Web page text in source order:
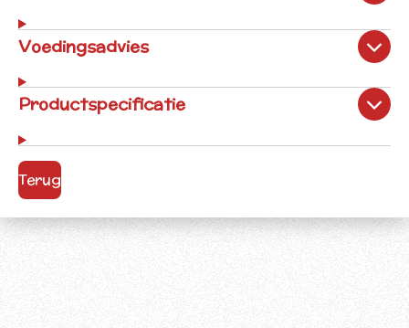
Voedingsadvies
Productspecificatie
Terug